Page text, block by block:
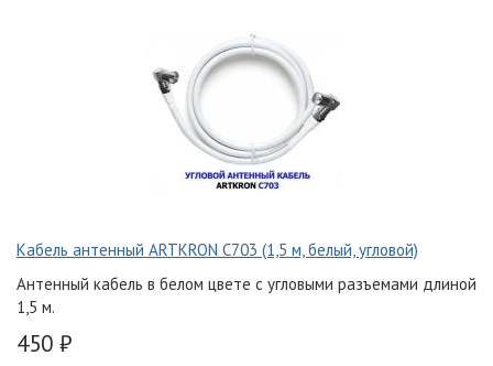
Кабель антенный ARTKRON C703 (1,5 м, белый, угловой)
Антенный кабель в белом цвете с угловыми разъемами длиной
1,5 м.
450 ₽